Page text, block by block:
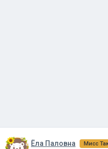
Ёла Паловна Мисс